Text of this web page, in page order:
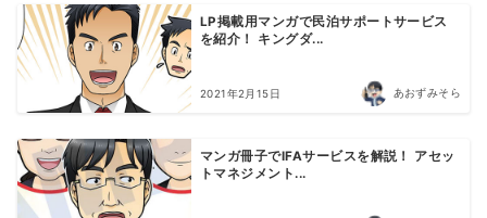
LP掲載用マンガで民泊サポートサービス
を紹介！ キングダ...
2021年2月15日 あおずみそら
マンガ冊子でIFAサービスを解説！ アセッ
トマネジメント...